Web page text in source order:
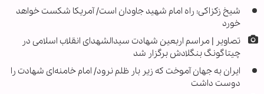
شیخ زکزاکی: راه امام شهید جاودان است/ آمریکا شکست خواهد
خورد
تصاویر | مراسم اربعین شهادت سیدالشهدای انقلاب اسلامی در
چیتاگونگ بنگلادش برگزار شد
ایران به جهان آموخت که زیر بار ظلم نرود/ امام خامنه‌ای شهادت را
دوست داشت